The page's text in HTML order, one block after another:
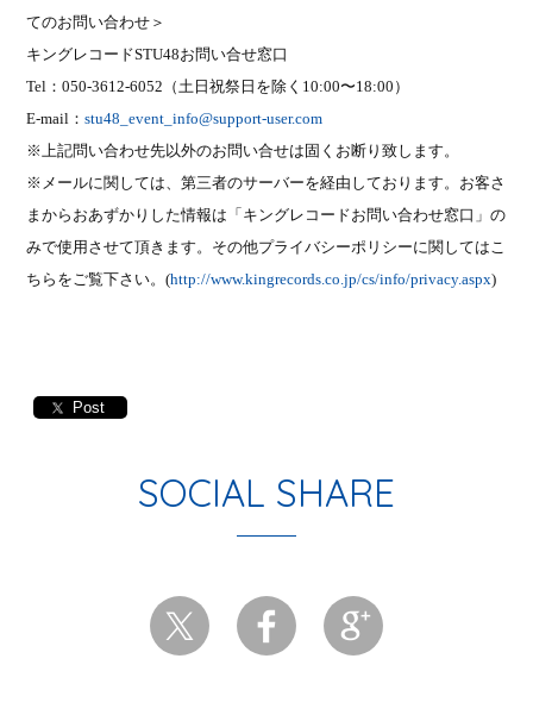
てのお問い合わせ＞
キングレコードSTU48お問い合せ窓口
Tel ：050-3612-6052 （土日祝祭日を除く 10:00〜18:00 ）
E-mail ：stu48_event_info@support-user.com
※上記問い合わせ先以外のお問い合せは固くお断り致します。
※メールに関しては、第三者のサーバーを経由しております。お客さ
まからおあずかりした情報は「キングレコードお問い合わせ窓口」の
みで使用させて頂きます。その他プライバシーポリシーに関してはこ
ちらをご覧下さい。(http://www.kingrecords.co.jp/cs/info/privacy.aspx)
Post
SOCIAL SHARE